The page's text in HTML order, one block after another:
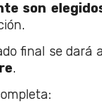
son
final se dará
.